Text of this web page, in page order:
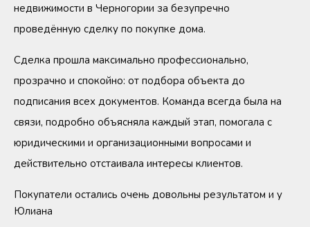
недвижимости в Черногории за безупречно
проведённую сделку по покупке дома.
Сделка прошла максимально профессионально,
прозрачно и спокойно: от подбора объекта до
подписания всех документов. Команда всегда была на
связи, подробно объясняла каждый этап, помогала с
юридическими и организационными вопросами и
действительно отстаивала интересы клиентов.
Покупатели остались очень довольны результатом и у
Юлиана